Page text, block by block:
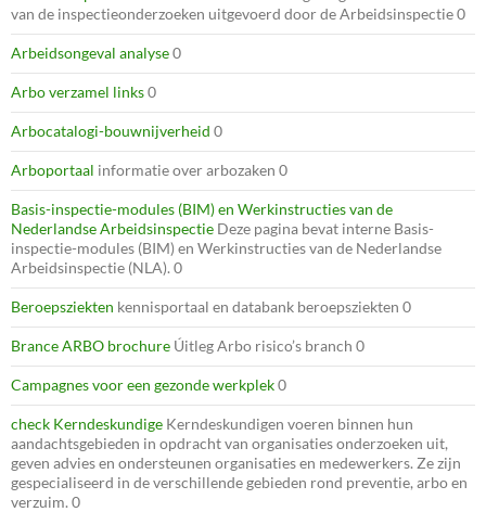
van de inspectieonderzoeken uitgevoerd door de Arbeidsinspectie 0
Arbeidsongeval analyse0
Arbo verzamel links0
Arbocatalogi-bouwnijverheid 0
Arboportaal informatie over arbozaken 0
Basis-inspectie-modules (BIM) en Werkinstructies van de
Nederlandse Arbeidsinspectie Deze pagina bevat interne Basis-
inspectie-modules (BIM) en Werkinstructies van de Nederlandse
Arbeidsinspectie (NLA). 0
Beroepsziekten kennisportaal en databank beroepsziekten 0
Brance ARBO brochure Úitleg Arbo risico’s branch 0
Campagnes voor een gezonde werkplek0
check Kerndeskundige Kerndeskundigen voeren binnen hun
aandachtsgebieden in opdracht van organisaties onderzoeken uit,
geven advies en ondersteunen organisaties en medewerkers. Ze zijn
gespecialiseerd in de verschillende gebieden rond preventie, arbo en
verzuim. 0